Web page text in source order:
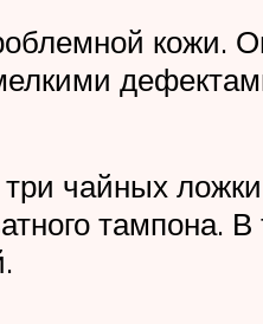
кожи.
чайных
тампона.